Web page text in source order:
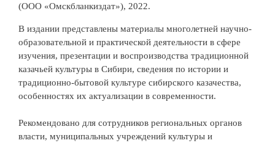
(ООО «Омскбланкиздат»), 2022.
В издании представлены материалы многолетней научно-
образовательной и практической деятельности в сфере
изучения, презентации и воспроизводства традиционной
казачьей культуры в Сибири, сведения по истории и
традиционно-бытовой культуре сибирского казачества,
особенностях их актуализации в современности.
Рекомендовано для сотрудников региональных органов
власти, муниципальных учреждений культуры и